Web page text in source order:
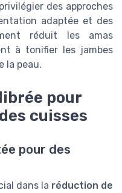
des approches
adaptée et des
réduit les amas
à tonifier les jambes
la peau.
pour
cuisses
pour des
dans la réduction de